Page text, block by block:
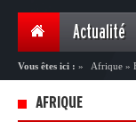
Actualité
Vous êtes ici : » Afrique »
AFRIQUE